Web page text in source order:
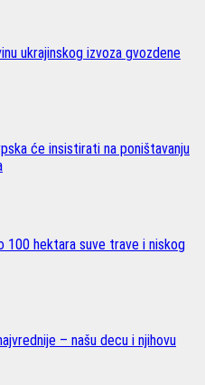
ukrajinskog izvoza gvozdene
će insistirati na poništavanju
100 hektara suve trave i niskog
– našu decu i njihovu